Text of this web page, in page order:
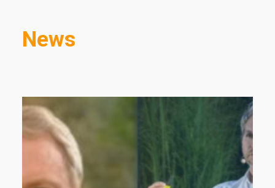
News